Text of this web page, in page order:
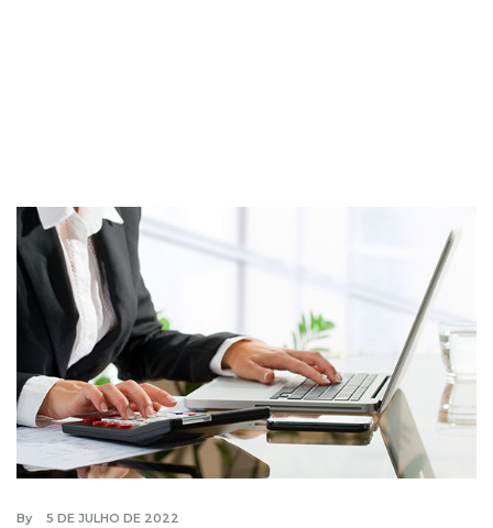
By 5 DE JULHO DE 2022